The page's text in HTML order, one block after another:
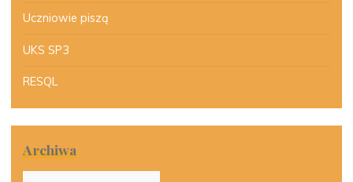
Uczniowie piszą
UKS SP3
RESQL
Archiwa